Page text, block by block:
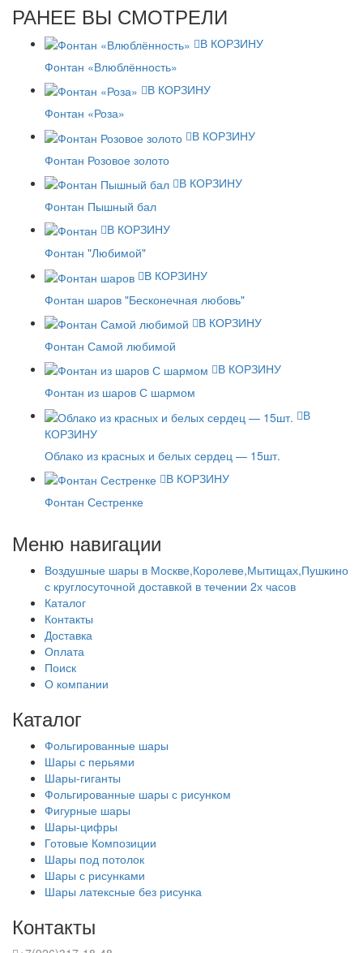
РАНЕЕ ВЫ СМОТРЕЛИ
В КОРЗИНУ
Фонтан «Влюблённость»
В КОРЗИНУ
Фонтан «Роза»
В КОРЗИНУ
Фонтан Розовое золото
В КОРЗИНУ
Фонтан Пышный бал
В КОРЗИНУ
Фонтан "Любимой"
В КОРЗИНУ
Фонтан шаров "Бесконечная любовь"
В КОРЗИНУ
Фонтан Самой любимой
В КОРЗИНУ
Фонтан из шаров С шармом
В
КОРЗИНУ
Облако из красных и белых сердец — 15шт.
В КОРЗИНУ
Фонтан Сестренке
Меню навигации
Воздушные шары в Москве,Королеве,Мытищах,Пушкино
с круглосуточной доставкой в течении 2х часов
Каталог
Контакты
Доставка
Оплата
Поиск
О компании
Каталог
Фольгированные шары
Шары с перьями
Шары-гиганты
Фольгированные шары с рисунком
Фигурные шары
Шары-цифры
Готовые Композиции
Шары под потолок
Шары с рисунками
Шары латексные без рисунка
Контакты